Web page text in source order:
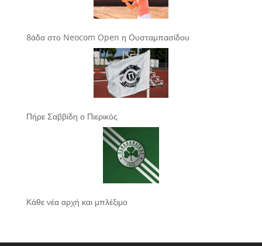
8άδα στο Neocom Open η Ουσταμπασίδου
Πήρε Σαββίδη ο Πιερικός
Κάθε νέα αρχή και μπλέξιμο